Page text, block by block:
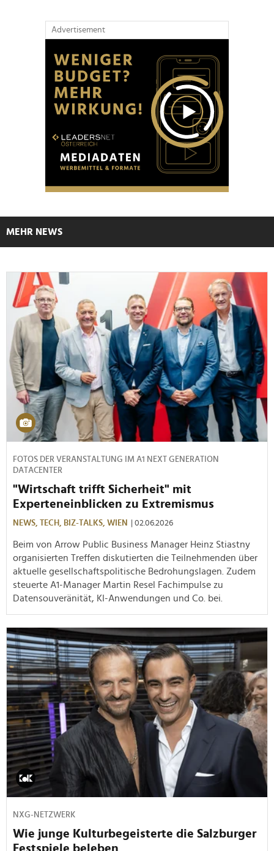
Advertisement
MEHR NEWS
FOTOS DER VERANSTALTUNG IM A1 NEXT GENERATION
DATACENTER
"Wirtschaft trifft Sicherheit" mit
Experteneinblicken zu Extremismus
NEWS, TECH, BIZ-TALKS, WIEN | 02.06.2026
Beim von Arrow Public Business Manager Heinz Stiastny
organisierten Treffen diskutierten die Teilnehmenden über
aktuelle gesellschaftspolitische Bedrohungslagen. Zudem
steuerte A1-Manager Martin Resel Fachimpulse zu
Datensouveränität, KI-Anwendungen und Co. bei.
NXG-NETZWERK
Wie junge Kulturbegeisterte die Salzburger
Festspiele beleben